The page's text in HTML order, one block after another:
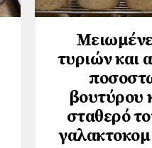
τυριών και
βουτύρου
σταθερό